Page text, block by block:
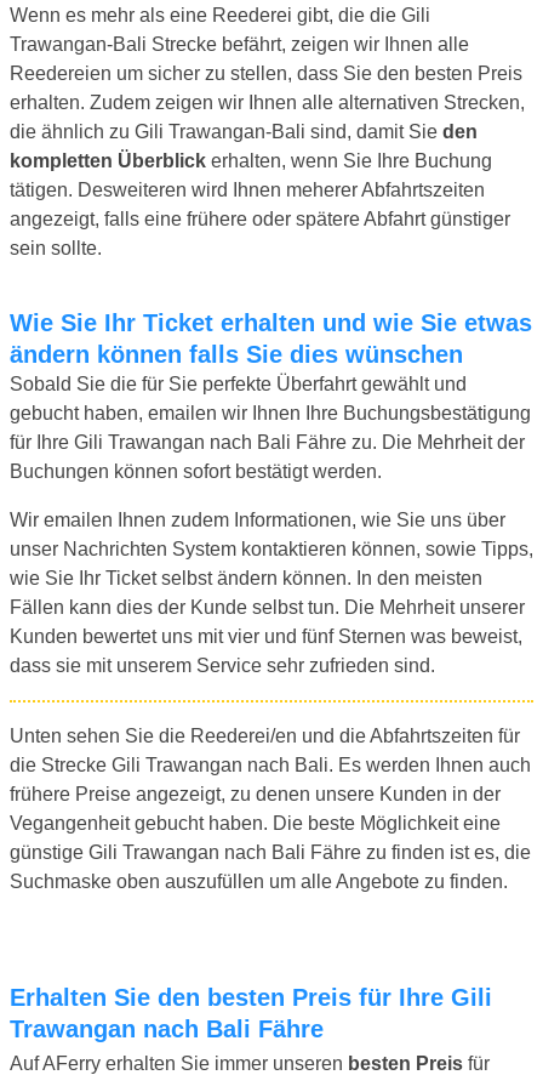
Wenn es mehr als eine Reederei gibt, die die Gili
Trawangan-Bali Strecke befährt, zeigen wir Ihnen alle
Reedereien um sicher zu stellen, dass Sie den besten Preis
erhalten. Zudem zeigen wir Ihnen alle alternativen Strecken,
die ähnlich zu Gili Trawangan-Bali sind, damit Sie den
kompletten Überblick erhalten, wenn Sie Ihre Buchung
tätigen. Desweiteren wird Ihnen meherer Abfahrtszeiten
angezeigt, falls eine frühere oder spätere Abfahrt günstiger
sein sollte.
Wie Sie Ihr Ticket erhalten und wie Sie etwas
ändern können falls Sie dies wünschen
Sobald Sie die für Sie perfekte Überfahrt gewählt und
gebucht haben, emailen wir Ihnen Ihre Buchungsbestätigung
für Ihre Gili Trawangan nach Bali Fähre zu. Die Mehrheit der
Buchungen können sofort bestätigt werden.
Wir emailen Ihnen zudem Informationen, wie Sie uns über
unser Nachrichten System kontaktieren können, sowie Tipps,
wie Sie Ihr Ticket selbst ändern können. In den meisten
Fällen kann dies der Kunde selbst tun. Die Mehrheit unserer
Kunden bewertet uns mit vier und fünf Sternen was beweist,
dass sie mit unserem Service sehr zufrieden sind.
Unten sehen Sie die Reederei/en und die Abfahrtszeiten für
die Strecke Gili Trawangan nach Bali. Es werden Ihnen auch
frühere Preise angezeigt, zu denen unsere Kunden in der
Vegangenheit gebucht haben. Die beste Möglichkeit eine
günstige Gili Trawangan nach Bali Fähre zu finden ist es, die
Suchmaske oben auszufüllen um alle Angebote zu finden.
Erhalten Sie den besten Preis für Ihre Gili
Trawangan nach Bali Fähre
Auf AFerry erhalten Sie immer unseren besten Preis für